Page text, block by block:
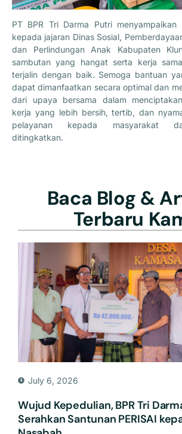
PT BPR Tri Darma Putri menyampaikan
kepada jajaran Dinas Sosial,
dan Perlindungan Anak Kabupaten
sambutan yang hangat serta kerja
terjalin dengan baik. Semoga bantuan
dapat dimanfaatkan secara optimal dan
dari upaya bersama dalam
kerja yang lebih bersih, tertib, dan
pelayanan kepada masyarakat
ditingkatkan.
Baca Blog &
Terbaru
July 6, 2026
Wujud Kepedulian, BPR Tri
Serahkan Santunan PERISAI